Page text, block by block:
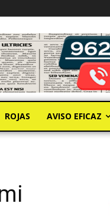
ROJAS AVISO EFICAZ